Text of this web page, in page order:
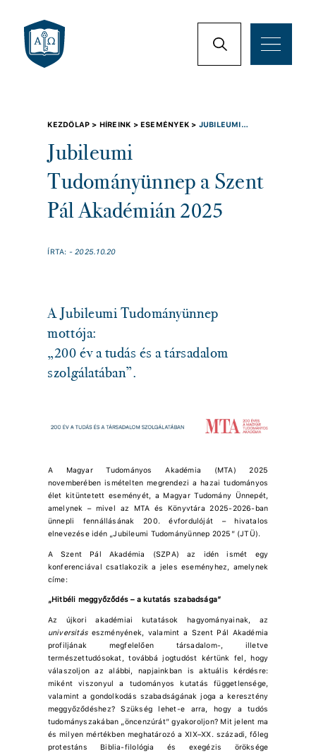
KEZDŐLAP > HÍREINK >ESEMÉNYEK > JUBILEUMI
Jubileumi
Tudományünnep a Szent
Pál Akadémián 2025
ÍRTA: - 2025.10.20
A Jubileumi Tudományünnep
mottója:
„200 év a tudás és a társadalom
szolgálatában”.
A Magyar Tudományos Akadémia (MTA) 2025
novemberében ismételten megrendezi a hazai tudományos
élet kitüntetett eseményét, a Magyar Tudomány Ünnepét,
amelynek – mivel az MTA és Könyvtára 2025-2026-ban
ünnepli fennállásának 200. évfordulóját – hivatalos
elnevezése idén „Jubileumi Tudományünnep 2025” (JTÜ).
A Szent Pál Akadémia (SZPA) az idén ismét egy
konferenciával csatlakozik a jeles eseményhez, amelynek
címe:
„Hitbéli meggyőződés – a kutatás szabadsága”
Az újkori akadémiai kutatások hagyományainak, az
universitáseszményének, valamint a Szent Pál Akadémia
profiljának megfelelően társadalom-, illetve
természettudósokat, továbbá jogtudóst kértünk fel, hogy
válaszoljon az alábbi, napjainkban is aktuális kérdésre:
miként viszonyul a tudományos kutatás függetlensége,
valamint a gondolkodás szabadságának joga a keresztény
meggyőződéshez? Szükség lehet-e arra, hogy a tudós
tudományszakában „öncenzúrát” gyakoroljon? Mit jelent ma
és milyen mértékben meghatározó a XIX–XX. századi, főleg
protestáns Biblia-filológia és exegézis öröksége